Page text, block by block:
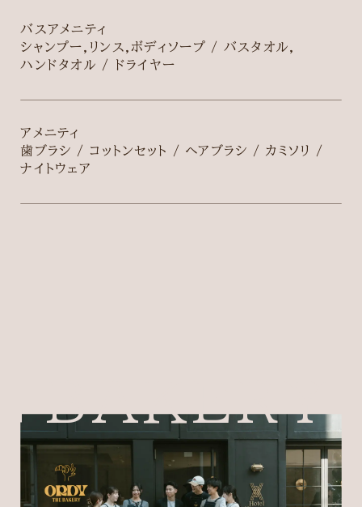
バスアメニティ
シャンプー,リンス,ボディソープ / バスタオル,
ハンドタオル / ドライヤー
アメニティ
歯ブラシ / コットンセット / ヘアブラシ / カミソリ /
ナイトウェア
BAKERY